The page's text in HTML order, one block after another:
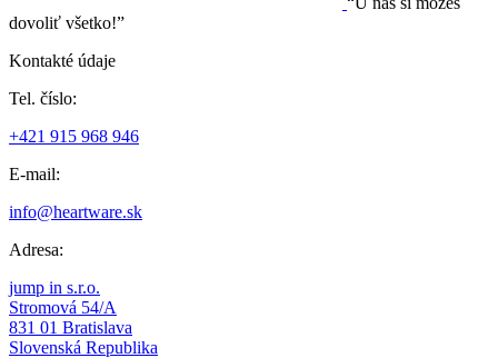
dovoliť všetko!”
Kontakté údaje
Tel. číslo:
+421 915 968 946
E-mail:
info@heartware.sk
Adresa:
jump in s.r.o.
Stromová 54/A
831 01 Bratislava
Slovenská Republika